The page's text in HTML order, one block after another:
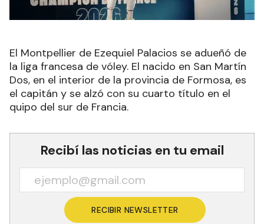
El Montpellier de Ezequiel Palacios se adueñó de
la liga francesa de vóley. El nacido en San Martín
Dos, en el interior de la provincia de Formosa, es
el capitán y se alzó con su cuarto título en el
quipo del sur de Francia.
Recibí las noticias en tu email
RECIBIR NEWSLETTER